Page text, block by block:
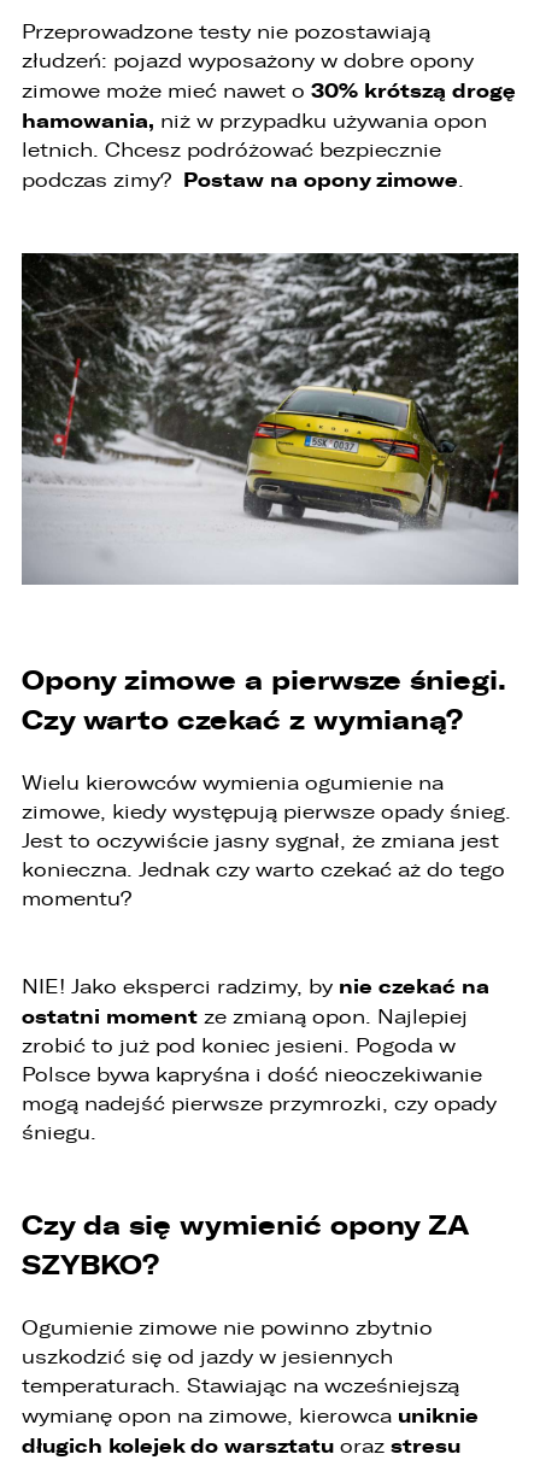
Przeprowadzone testy nie pozostawiają
złudzeń: pojazd wyposażony w dobre opony
zimowe może mieć nawet o 30% krótszą drogę
hamowania, niż w przypadku używania opon
letnich. Chcesz podróżować bezpiecznie
podczas zimy? Postaw na opony zimowe
Opony zimowe a pierwsze śniegi.
Czy warto czekać z wymianą?
Wielu kierowców wymienia ogumienie na
zimowe, kiedy występują pierwsze opady śnieg.
Jest to oczywiście jasny sygnał, że zmiana jest
konieczna. Jednak czy warto czekać aż do tego
momentu?
NIE! Jako eksperci radzimy, by nie czekać na
ostatni moment ze zmianą opon. Najlepiej
zrobić to już pod koniec jesieni. Pogoda w
Polsce bywa kapryśna i dość nieoczekiwanie
mogą nadejść pierwsze przymrozki, czy opady
śniegu.
Czy da się wymienić opony ZA
SZYBKO?
Ogumienie zimowe nie powinno zbytnio
uszkodzić się od jazdy w jesiennych
temperaturach. Stawiając na wcześniejszą
wymianę opon na zimowe, kierowca uniknie
długich kolejek do warsztatu oraz stresu
osobowych do państwa trzeciego lub